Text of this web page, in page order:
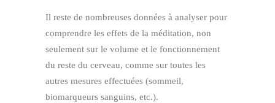
Il reste de nombreuses données à analyser pour
comprendre les effets de la méditation, non
seulement sur le volume et le fonctionnement
du reste du cerveau, comme sur toutes les
autres mesures effectuées (sommeil,
biomarqueurs sanguins, etc.).